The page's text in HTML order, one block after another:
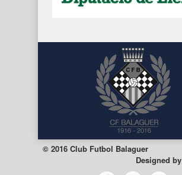
© 2016 Club Futbol Balaguer
Designed by